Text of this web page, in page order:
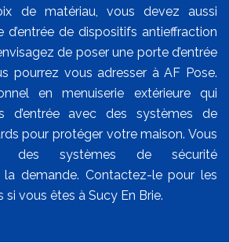
de matériau, vous devez aussi
de dispositifs antieffraction
de poser une porte d’entrée
pourrez vous adresser à AF Pose.
en menuiserie extérieure qui
d’entrée avec des systèmes de
pour protéger votre maison. Vous
des systèmes de sécurité
la demande. Contactez-le pour les
si vous êtes à Sucy En Brie.